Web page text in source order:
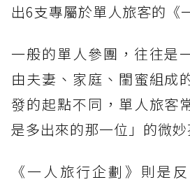
出6支專屬於單人旅客的《
一般的單人參團，往往是
由夫妻、家庭、閨蜜組成
發的起點不同，單人旅客
是多出來的那一位」的微妙
《一人旅行企劃》則是